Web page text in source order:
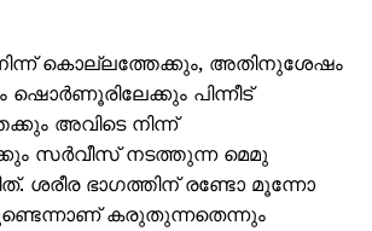
കൊല്ലത്തേക്കും, അതിനുശേഷം
ഷൊര്‍ണൂരിലേക്കും പിന്നീട്
അവിടെ നിന്ന്
സര്‍വീസ് നടത്തുന്ന മെമു
ശരീര ഭാഗത്തിന് രണ്ടോ മൂന്നോ
കരുതുന്നതെന്നും